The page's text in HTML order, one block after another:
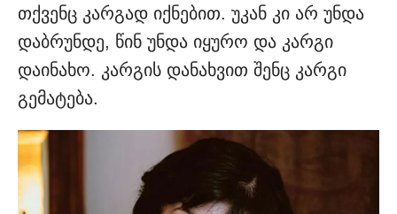
თქვენც კარგად იქნებით. უკან კი არ უნდა
დაბრუნდე, წინ უნდა იყურო და კარგი
დაინახო. კარგის დანახვით შენც კარგი
გემატება.